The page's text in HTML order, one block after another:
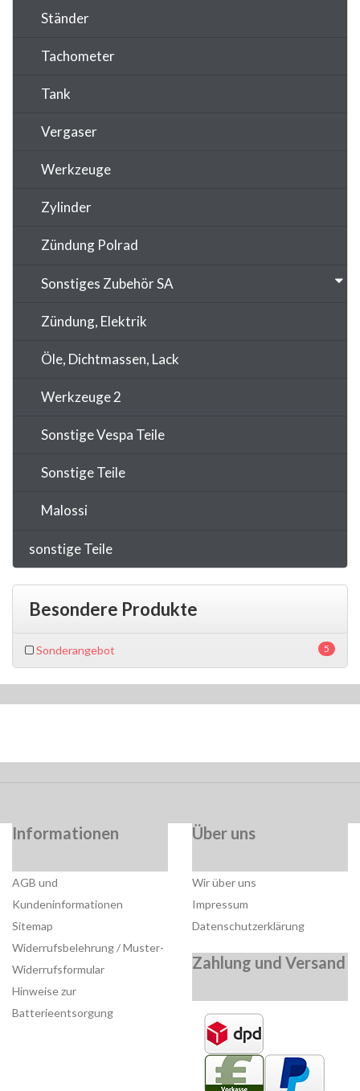
Ständer
Tachometer
Tank
Vergaser
Werkzeuge
Zylinder
Zündung Polrad
Sonstiges Zubehör SA
Zündung, Elektrik
Öle, Dichtmassen, Lack
Werkzeuge 2
Sonstige Vespa Teile
Sonstige Teile
Malossi
sonstige Teile
Besondere Produkte
5
Sonderangebot
Informationen
AGB und
Kundeninformationen
Sitemap
Widerrufsbelehrung / Muster-
Widerrufsformular
Hinweise zur
Batterieentsorgung
Über uns
Wir über uns
Impressum
Datenschutzerklärung
Zahlung und Versand